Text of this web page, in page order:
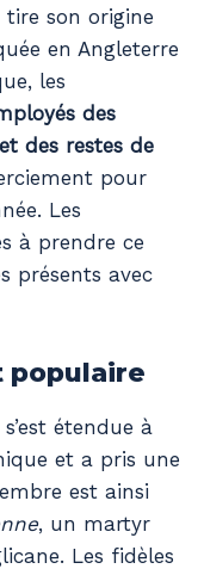
son origine
en Angleterre
les
des
des restes de
pour
Les
à prendre ce
présents avec
populaire
étendue à
et a pris une
est ainsi
, un martyr
Les fidèles